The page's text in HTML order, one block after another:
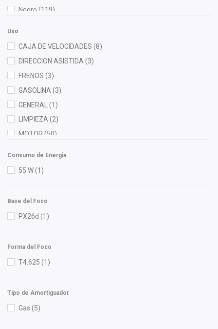
Febi(3)
Forcetec(3)
Fritec(2)
Gates (2)
Gogo Parts(1)
Gonher(5)
Hella(1)
HUSHAN
Interfil (1)
KEM(2)
KYB(1)
Mann Filter(3)
Master Cut
Negro (119)
Uso
CAJA DE VELOCIDADES (8)
DIRECCION ASISTIDA (3)
FRENOS (3)
GASOLINA (3)
GENERAL (1)
LIMPIEZA(2)
MOTOR (50)
Consumo de Energia
55 W(1)
Base del Foco
PX26d (1)
Forma del Foco
T4.625 (1)
Tipo de Amortiguador
Gas (5)